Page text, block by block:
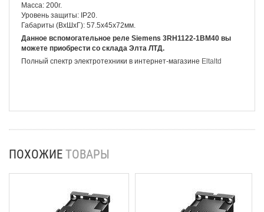
Масса: 200г.
Уровень защиты: IP20.
Габариты (ВхШхГ): 57.5х45х72мм.
Данное вспомогательное реле Siemens 3RH1122-1BM40 вы
можете приобрести со склада Элта ЛТД.
Полный спектр электротехники в интернет-магазине Eltaltd
ПОХОЖИЕ ТОВАРЫ